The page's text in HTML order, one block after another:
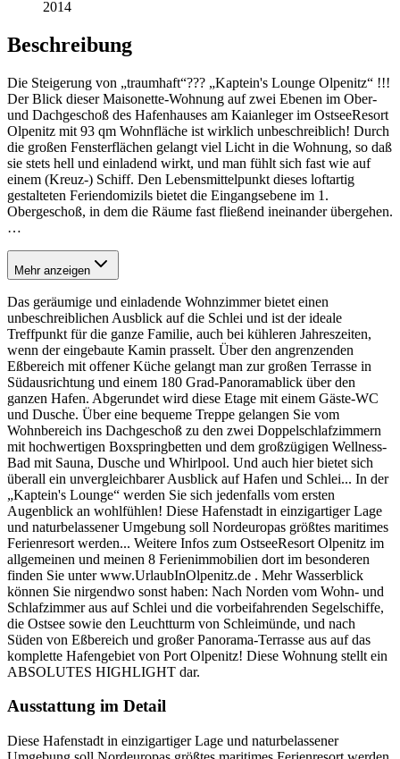
2014
Beschreibung
Die Steigerung von „traumhaft“??? „Kaptein's Lounge Olpenitz“ !!!
Der Blick dieser Maisonette-Wohnung auf zwei Ebenen im Ober-
und Dachgeschoß des Hafenhauses am Kaianleger im OstseeResort
Olpenitz mit 93 qm Wohnfläche ist wirklich unbeschreiblich! Durch
die großen Fensterflächen gelangt viel Licht in die Wohnung, so daß
sie stets hell und einladend wirkt, und man fühlt sich fast wie auf
einem (Kreuz-) Schiff. Den Lebensmittelpunkt dieses loftartig
gestalteten Feriendomizils bietet die Eingangsebene im 1.
Obergeschoß, in dem die Räume fast fließend ineinander übergehen.
…
Mehr anzeigen
Das geräumige und einladende Wohnzimmer bietet einen
unbeschreiblichen Ausblick auf die Schlei und ist der ideale
Treffpunkt für die ganze Familie, auch bei kühleren Jahreszeiten,
wenn der eingebaute Kamin prasselt. Über den angrenzenden
Eßbereich mit offener Küche gelangt man zur großen Terrasse in
Südausrichtung und einem 180 Grad-Panoramablick über den
ganzen Hafen. Abgerundet wird diese Etage mit einem Gäste-WC
und Dusche. Über eine bequeme Treppe gelangen Sie vom
Wohnbereich ins Dachgeschoß zu den zwei Doppelschlafzimmern
mit hochwertigen Boxspringbetten und dem großzügigen Wellness-
Bad mit Sauna, Dusche und Whirlpool. Und auch hier bietet sich
überall ein unvergleichbarer Ausblick auf Hafen und Schlei... In der
„Kaptein's Lounge“ werden Sie sich jedenfalls vom ersten
Augenblick an wohlfühlen! Diese Hafenstadt in einzigartiger Lage
und naturbelassener Umgebung soll Nordeuropas größtes maritimes
Ferienresort werden... Weitere Infos zum OstseeResort Olpenitz im
allgemeinen und meinen 8 Ferienimmobilien dort im besonderen
finden Sie unter www.UrlaubInOlpenitz.de . Mehr Wasserblick
können Sie nirgendwo sonst haben: Nach Norden vom Wohn- und
Schlafzimmer aus auf Schlei und die vorbeifahrenden Segelschiffe,
die Ostsee sowie den Leuchtturm von Schleimünde, und nach
Süden von Eßbereich und großer Panorama-Terrasse aus auf das
komplette Hafengebiet von Port Olpenitz! Diese Wohnung stellt ein
ABSOLUTES HIGHLIGHT dar.
Ausstattung im Detail
Diese Hafenstadt in einzigartiger Lage und naturbelassener